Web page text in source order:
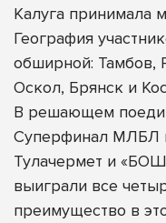
Калуга принимала
География
обширной: Тамбов,
Оскол, Брянск и
В решающем
Суперфинал МЛБЛ
Тулачермет и
выиграли все
преимущество в